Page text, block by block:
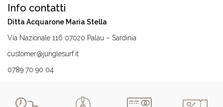
Info contatti
Ditta Acquarone Maria Stella
Via Nazionale 116 07020 Palau – Sardinia
customer@junglesurf.it
0789 70 90 04